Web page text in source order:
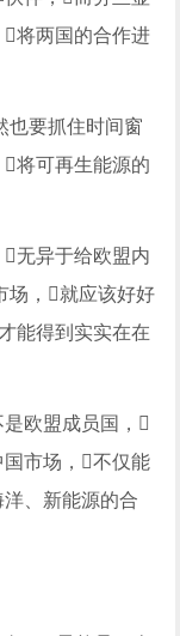
将两国的合作进
也要抓住时间窗
将可再生能源的
无异于给欧盟内
场，就应该好好
能得到实实在在
欧盟成员国，
市场，不仅能
、新能源的合